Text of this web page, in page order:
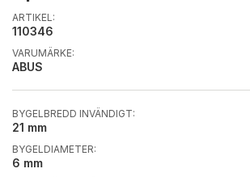
ARTIKEL:
110346
VARUMÄRKE:
ABUS
BYGELBREDD INVÄNDIGT:
21 mm
BYGELDIAMETER:
6 mm